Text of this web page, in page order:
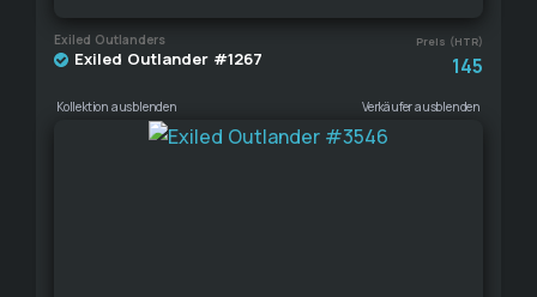
Exiled Outlanders Preis (HTR)
Exiled Outlander #1267 145
Kollektion ausblenden Verkäufer ausblenden